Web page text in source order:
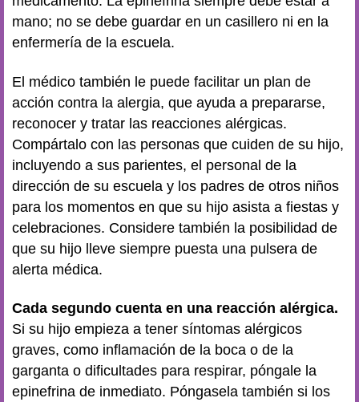
mano; no se debe guardar en un casillero ni en la
enfermería de la escuela.
El médico también le puede facilitar un plan de
acción contra la alergia, que ayuda a prepararse,
reconocer y tratar las reacciones alérgicas.
Compártalo con las personas que cuiden de su hijo,
incluyendo a sus parientes, el personal de la
dirección de su escuela y los padres de otros niños
para los momentos en que su hijo asista a fiestas y
celebraciones. Considere también la posibilidad de
que su hijo lleve siempre puesta una pulsera de
alerta médica.
Cada segundo cuenta en una reacción alérgica.
Si su hijo empieza a tener síntomas alérgicos
graves, como inflamación de la boca o de la
garganta o dificultades para respirar, póngale la
epinefrina de inmediato. Póngasela también si los